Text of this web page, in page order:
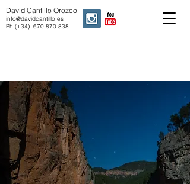
David Cantillo Orozco
info@davidcantillo.es
Ph:(+34) 670 870 838